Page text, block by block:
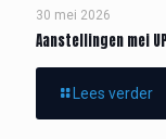
30 mei 2026
Aanstellingen mei
Lees verder